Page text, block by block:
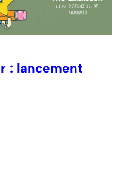
: lancement